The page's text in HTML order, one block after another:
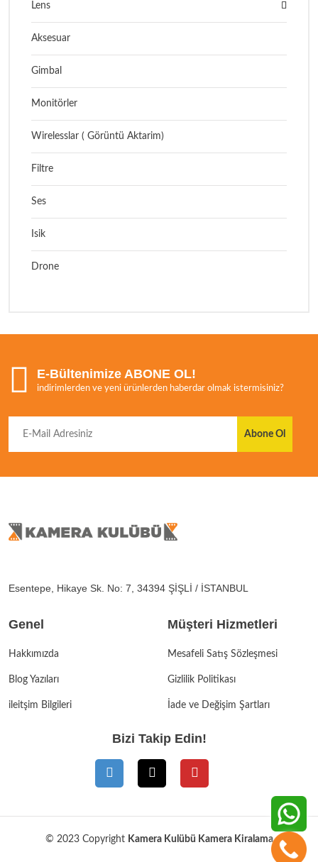
Lens
Aksesuar
Gimbal
Monitörler
Wirelesslar ( Görüntü Aktarim)
Filtre
Ses
Isik
Drone
E-Bültenimize ABONE OL!
indirimlerden ve yeni ürünlerden haberdar olmak istermisiniz?
Abone Ol
Esentepe, Hikaye Sk. No: 7, 34394 ŞİŞLİ / İSTANBUL
Genel
Hakkımızda
Blog Yazıları
ileitşim Bilgileri
Müşteri Hizmetleri
Mesafeli Satış Sözleşmesi
Gizlilik Politikası
İade ve Değişim Şartları
Bizi Takip Edin!
© 2023 Copyright Kamera Kulübü Kamera Kiralama